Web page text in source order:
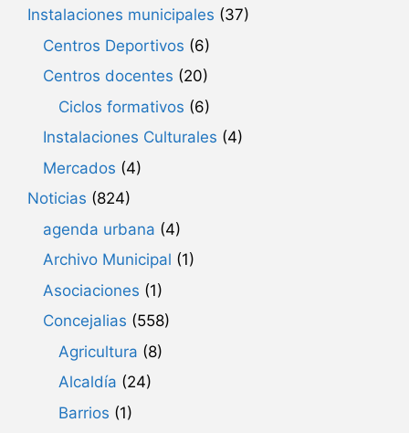
Instalaciones municipales (37)
Centros Deportivos (6)
Centros docentes (20)
Ciclos formativos (6)
Instalaciones Culturales (4)
Mercados (4)
Noticias (824)
agenda urbana (4)
Archivo Municipal (1)
Asociaciones (1)
Concejalias (558)
Agricultura (8)
Alcaldía (24)
Barrios (1)